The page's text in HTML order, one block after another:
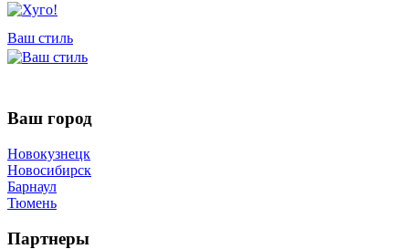
Ваш стиль
Ваш город
Новокузнецк
Новосибирск
Барнаул
Тюмень
Партнеры